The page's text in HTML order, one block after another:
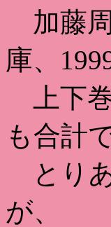
加藤
庫、
上下
も合計
とり
が、